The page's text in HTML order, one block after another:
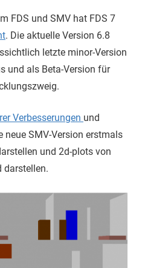
FDS und SMV hat FDS 7
. Die aktuelle Version 6.8
letzte minor-Version
und als Beta-Version für
Verbesserungen und
neue SMV-Version erstmals
und 2d-plots von
darstellen.